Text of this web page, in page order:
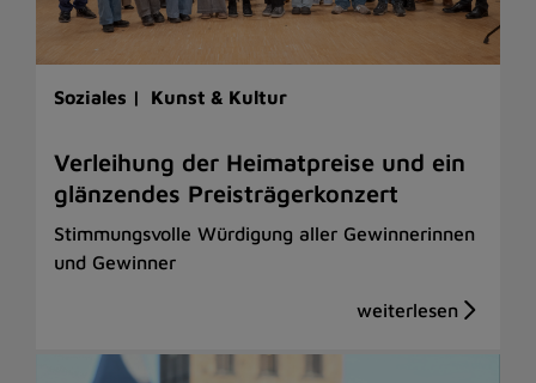
Soziales | Kunst & Kultur
Verleihung der Heimatpreise und ein
glänzendes Preisträgerkonzert
Stimmungsvolle Würdigung aller Gewinnerinnen
und Gewinner